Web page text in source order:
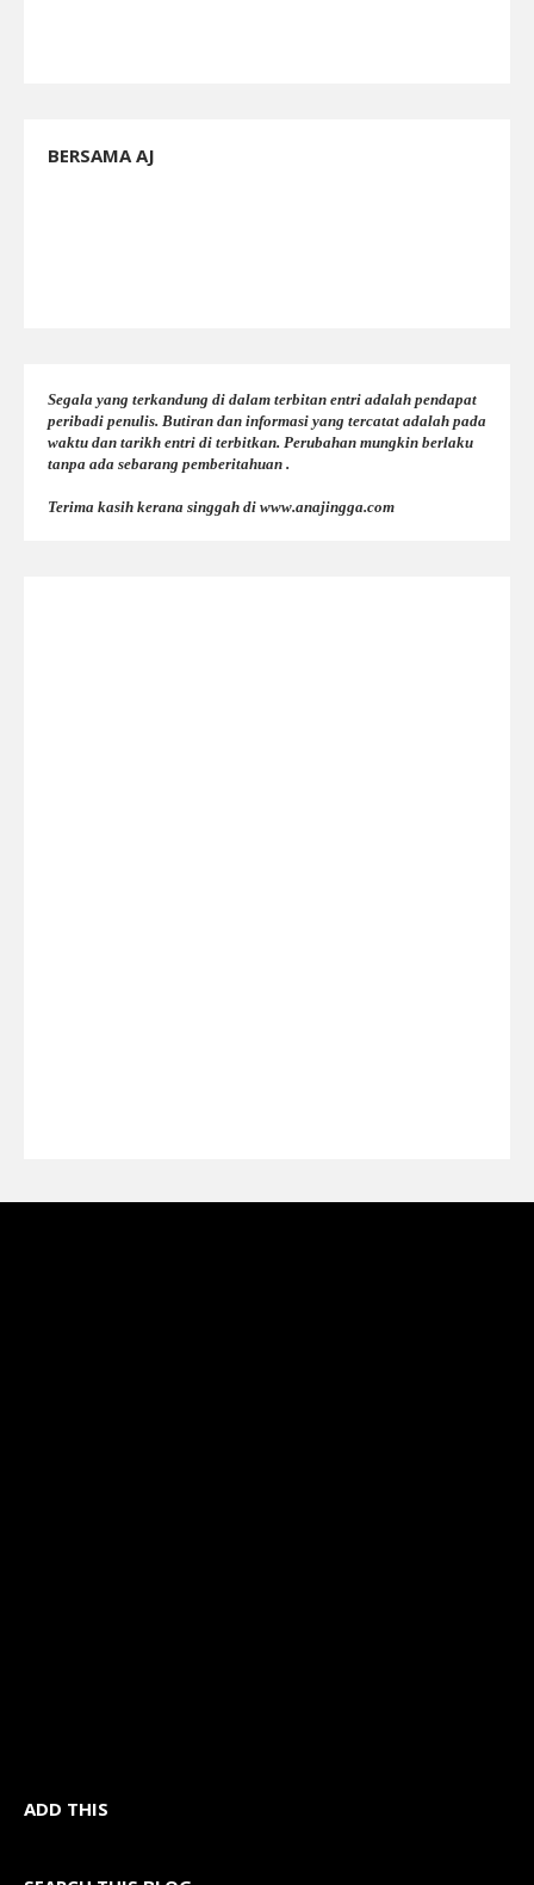
BERSAMA AJ
Segala yang terkandung di dalam terbitan entri adalah pendapat
peribadi penulis. Butiran dan informasi yang tercatat adalah pada
waktu dan tarikh entri di terbitkan. Perubahan mungkin berlaku
tanpa ada sebarang pemberitahuan .
Terima kasih kerana singgah di www.anajingga.com
ADD THIS